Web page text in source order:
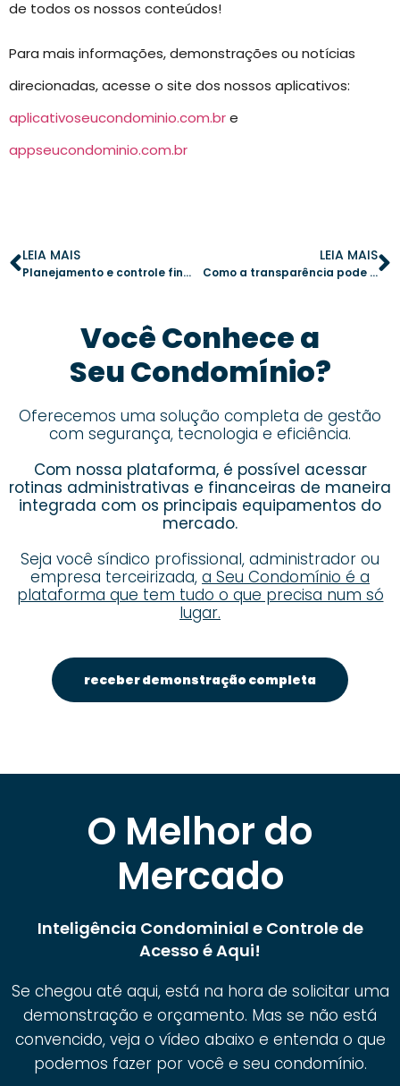
de todos os nossos conteúdos!
Para mais informações, demonstrações ou notícias
direcionadas, acesse o site dos nossos aplicativos:
aplicativoseucondominio.com.bre
appseucondominio.com.br
LEIA MAIS
Planejamento e controle financeiro: como o síndico pode transformar a gestão do condomínio
LEIA MAIS
Como a transparência pode transformar a convivência em condomínios
Você Conhece a
Seu Condomínio?
Oferecemos uma solução completa de gestão
com segurança, tecnologia e eficiência.
Com nossa plataforma, é possível acessar
rotinas administrativas e financeiras de maneira
integrada com os principais equipamentos do
mercado.
Seja você síndico profissional, administrador ou
empresa terceirizada, a Seu Condomínio é a
plataforma que tem tudo o que precisa num só
lugar.
receber demonstração completa
O Melhor do
Mercado
Inteligência Condominial e Controle de
Acesso é Aqui!
Se chegou até aqui, está na hora de solicitar uma
demonstração e orçamento. Mas se não está
convencido, veja o vídeo abaixo e entenda o que
podemos fazer por você e seu condomínio.